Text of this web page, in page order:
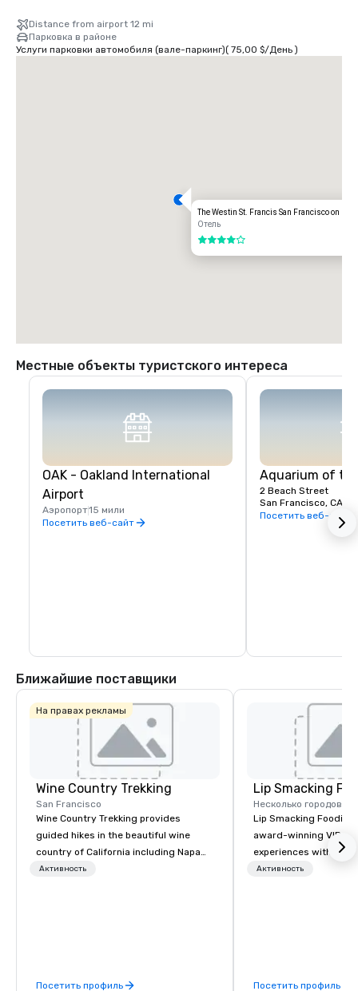
TRANSPORTATION INFORMATION
•	Taxis are available at the Airport Cab Stand, or outside the Powell
Street entrance. Approximate charge, one-way: $50-55 excluding
gratuity, for up to four people. Allow 30-45 minutes total travel time.
Distance from airport 12 mi
Парковка в районе
Услуги парковки автомобиля (вале-паркинг)( 75,00 $/День)
The Westin St. Francis San Francisco on
Отель
4 из 5
Местные объекты туристского интереса
OAK - Oakland International
Airport
Аэропорт15 мили
Посетить веб-сайт
Aquarium of
2 Beach Street
San Francisco, CA,
Посетить веб-сайт
Ближайшие поставщики
На правах рекламы
Wine Country Trekking
San Francisco
Wine Country Trekking provides
guided hikes in the beautiful wine
country of California including Napa
and Sonoma Valleys. These
day hikes we provide luxury self-
Активность
Посетить профиль
Lip Smacking
Несколько городов
Lip Smacking Foodie
award-winning VIP
experiences with
restaurants
and craft cocktails at
Активность
Посетить профиль